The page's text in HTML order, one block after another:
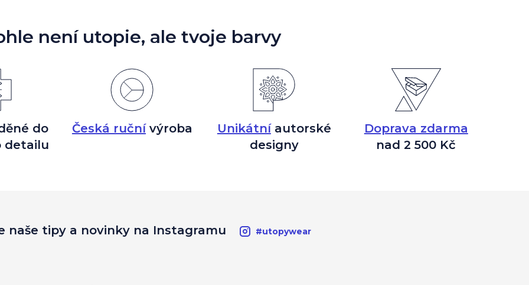
není utopie, ale tvoje barvy
do
detailu
Česká ručnívýroba Unikátníautorské
designy
Doprava zdarma
nad 2 500 Kč
naše tipy a novinky na Instagramu #utopywear